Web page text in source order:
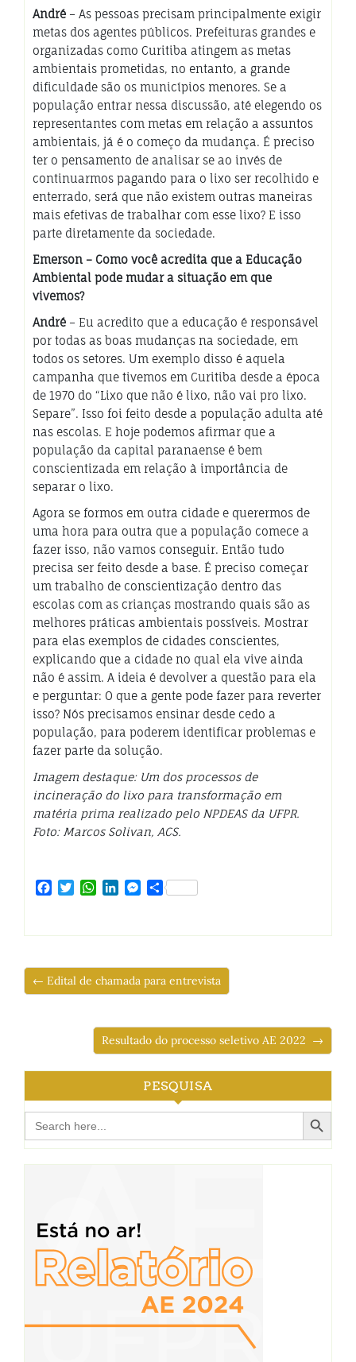
André – As pessoas precisam principalmente exigir
metas dos agentes públicos. Prefeituras grandes e
organizadas como Curitiba atingem as metas
ambientais prometidas, no entanto, a grande
dificuldade são os municípios menores. Se a
população entrar nessa discussão, até elegendo os
representantes com metas em relação a assuntos
ambientais, já é o começo da mudança. É preciso
ter o pensamento de analisar se ao invés de
continuarmos pagando para o lixo ser recolhido e
enterrado, será que não existem outras maneiras
mais efetivas de trabalhar com esse lixo? E isso
parte diretamente da sociedade.
Emerson – Como você acredita que a Educação
Ambiental pode mudar a situação em que
vivemos?
André – Eu acredito que a educação é responsável
por todas as boas mudanças na sociedade, em
todos os setores. Um exemplo disso é aquela
campanha que tivemos em Curitiba desde a época
de 1970 do “Lixo que não é lixo, não vai pro lixo.
Separe”. Isso foi feito desde a população adulta até
nas escolas. E hoje podemos afirmar que a
população da capital paranaense é bem
conscientizada em relação à importância de
separar o lixo.
Agora se formos em outra cidade e querermos de
uma hora para outra que a população comece a
fazer isso, não vamos conseguir. Então tudo
precisa ser feito desde a base. É preciso começar
um trabalho de conscientização dentro das
escolas com as crianças mostrando quais são as
melhores práticas ambientais possíveis. Mostrar
para elas exemplos de cidades conscientes,
explicando que a cidade no qual ela vive ainda
não é assim. A ideia é devolver a questão para ela
e perguntar: O que a gente pode fazer para reverter
isso? Nós precisamos ensinar desde cedo a
população, para poderem identificar problemas e
fazer parte da solução.
Imagem destaque: Um dos processos de
incineração do lixo para transformação em
matéria prima realizado pelo NPDEAS da UFPR.
Foto: Marcos Solivan, ACS.
Facebook
TwitterWhatsApp
LinkedInMessenger
Share
← Edital de chamada para entrevista
Resultado do processo seletivo AE 2022 →
PESQUISA
Search
for:
Search Button